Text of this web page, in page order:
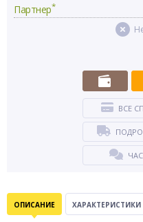
Партнер*
ВСЕ
ОПИСАНИЕ ХАРАКТЕРИСТИКИ